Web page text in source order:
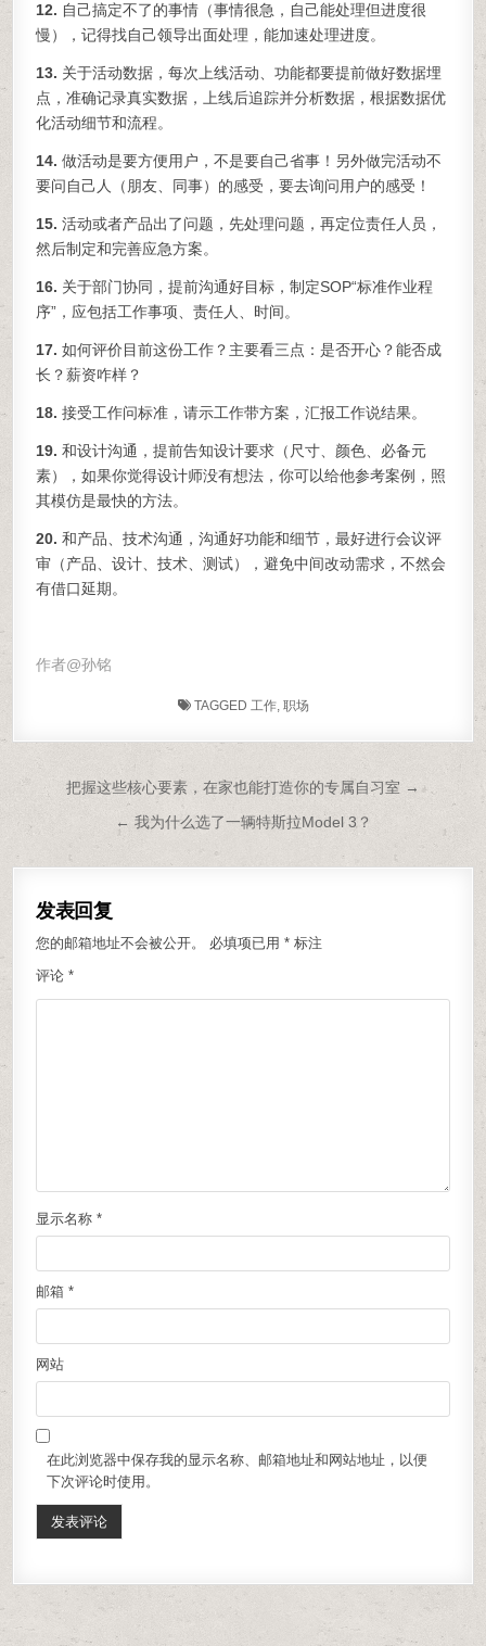
12. 自己搞定不了的事情（事情很急，自己能处理但进度很
慢），记得找自己领导出面处理，能加速处理进度。
13. 关于活动数据，每次上线活动、功能都要提前做好数据埋
点，准确记录真实数据，上线后追踪并分析数据，根据数据优
化活动细节和流程。
14.做活动是要方便用户，不是要自己省事！另外做完活动不
要问自己人（朋友、同事）的感受，要去询问用户的感受！
15.活动或者产品出了问题，先处理问题，再定位责任人员，
然后制定和完善应急方案。
16. 关于部门协同，提前沟通好目标，制定SOP“标准作业程
序”，应包括工作事项、责任人、时间。
17.如何评价目前这份工作？主要看三点：是否开心？能否成
长？薪资咋样？
18.接受工作问标准，请示工作带方案，汇报工作说结果。
19.和设计沟通，提前告知设计要求（尺寸、颜色、必备元
素），如果你觉得设计师没有想法，你可以给他参考案例，照
其模仿是最快的方法。
20.和产品、技术沟通，沟通好功能和细节，最好进行会议评
审（产品、设计、技术、测试），避免中间改动需求，不然会
有借口延期。
作者@孙铭
TAGGED 工作, 职场
文章导航
把握这些核心要素，在家也能打造你的专属自习室 →
← 我为什么选了一辆特斯拉Model 3？
发表回复
您的邮箱地址不会被公开。 必填项已用* 标注
评论*
显示名称*
邮箱*
网站
在此浏览器中保存我的显示名称、邮箱地址和网站地址，以便
下次评论时使用。